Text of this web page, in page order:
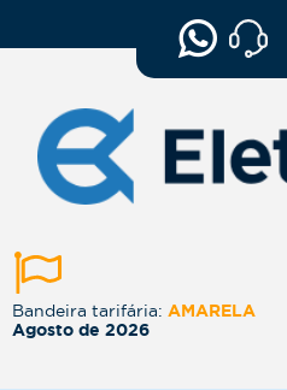
Bandeira tarifária: AMARELA
Agosto de 2026